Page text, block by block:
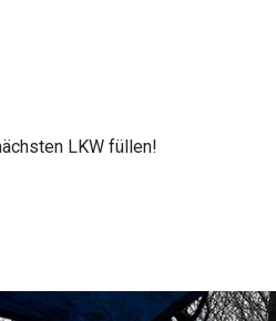
LKW füllen!